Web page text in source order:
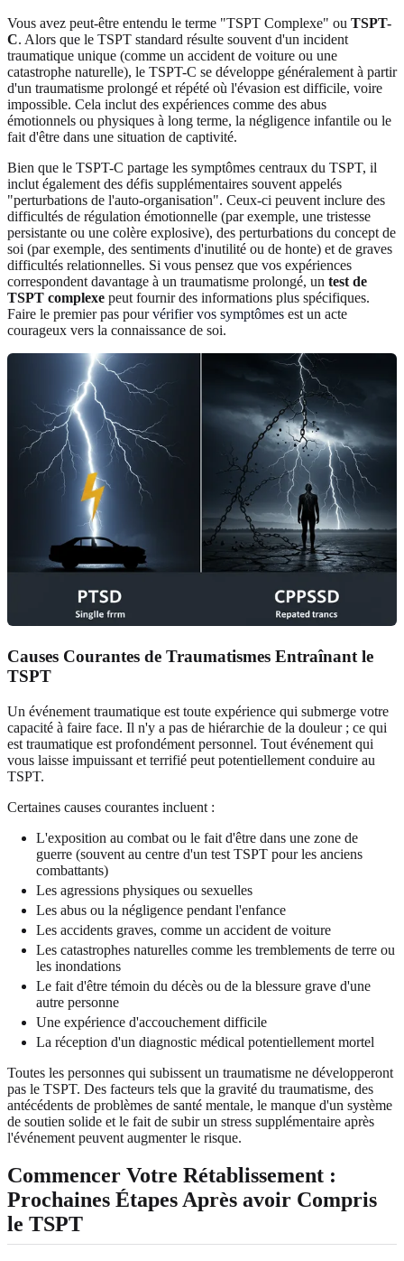
Vous avez peut-être entendu le terme "TSPT Complexe" ou TSPT-
C. Alors que le TSPT standard résulte souvent d'un incident
traumatique unique (comme un accident de voiture ou une
catastrophe naturelle), le TSPT-C se développe généralement à partir
d'un traumatisme prolongé et répété où l'évasion est difficile, voire
impossible. Cela inclut des expériences comme des abus
émotionnels ou physiques à long terme, la négligence infantile ou le
fait d'être dans une situation de captivité.
Bien que le TSPT-C partage les symptômes centraux du TSPT, il
inclut également des défis supplémentaires souvent appelés
"perturbations de l'auto-organisation". Ceux-ci peuvent inclure des
difficultés de régulation émotionnelle (par exemple, une tristesse
persistante ou une colère explosive), des perturbations du concept de
soi (par exemple, des sentiments d'inutilité ou de honte) et de graves
difficultés relationnelles. Si vous pensez que vos expériences
correspondent davantage à un traumatisme prolongé, un test de
TSPT complexe peut fournir des informations plus spécifiques.
Faire le premier pas pourvérifier vos symptômes est un acte
courageux vers la connaissance de soi.
Causes Courantes de Traumatismes Entraînant le
TSPT
Un événement traumatique est toute expérience qui submerge votre
capacité à faire face. Il n'y a pas de hiérarchie de la douleur ; ce qui
est traumatique est profondément personnel. Tout événement qui
vous laisse impuissant et terrifié peut potentiellement conduire au
TSPT.
Certaines causes courantes incluent :
L'exposition au combat ou le fait d'être dans une zone de
guerre (souvent au centre d'un test TSPT pour les anciens
combattants)
Les agressions physiques ou sexuelles
Les abus ou la négligence pendant l'enfance
Les accidents graves, comme un accident de voiture
Les catastrophes naturelles comme les tremblements de terre ou
les inondations
Le fait d'être témoin du décès ou de la blessure grave d'une
autre personne
Une expérience d'accouchement difficile
La réception d'un diagnostic médical potentiellement mortel
Toutes les personnes qui subissent un traumatisme ne développeront
pas le TSPT. Des facteurs tels que la gravité du traumatisme, des
antécédents de problèmes de santé mentale, le manque d'un système
de soutien solide et le fait de subir un stress supplémentaire après
l'événement peuvent augmenter le risque.
Commencer Votre Rétablissement :
Prochaines Étapes Après avoir Compris
le TSPT